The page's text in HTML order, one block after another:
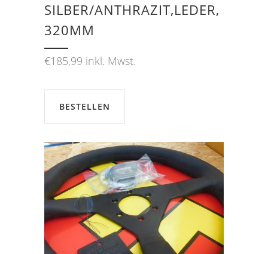
SILBER/ANTHRAZIT,LEDER,
320MM
€185,99 inkl. Mwst.
BESTELLEN